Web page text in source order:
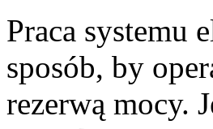
Praca systemu
sposób, by
rezerwą mocy.